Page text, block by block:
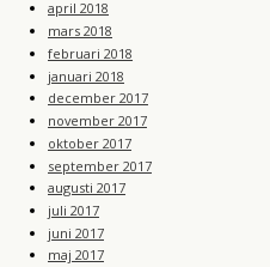
april 2018
mars 2018
februari 2018
januari 2018
december 2017
november 2017
oktober 2017
september 2017
augusti 2017
juli 2017
juni 2017
maj 2017